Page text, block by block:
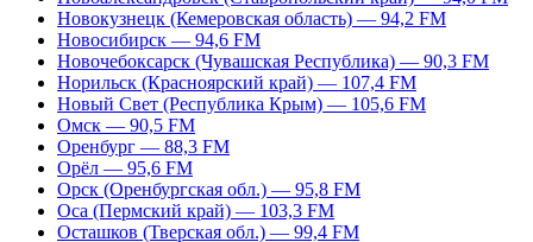
Новокузнецк (Кемеровская область) — 94,2 FM
Новосибирск — 94,6 FM
Новочебоксарск (Чувашская Республика) — 90,3 FM
Норильск (Красноярский край) — 107,4 FM
Новый Свет (Республика Крым) — 105,6 FM
Омск — 90,5 FM
Оренбург — 88,3 FM
Орёл — 95,6 FM
Орск (Оренбургская обл.) — 95,8 FM
Оса (Пермский край) — 103,3 FM
Осташков (Тверская обл.) — 99,4 FM